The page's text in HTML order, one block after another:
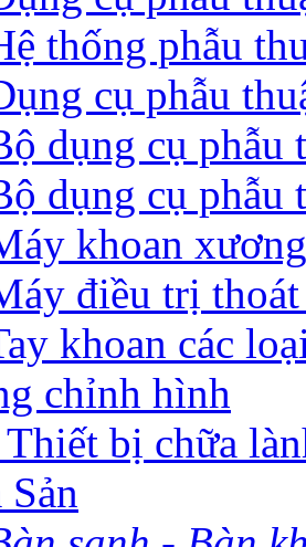
thống phẫu
cụ phẫu
dụng cụ phẫu
dụng cụ phẫu
khoan
điều trị
khoan các
chỉnh hình
bị chữa